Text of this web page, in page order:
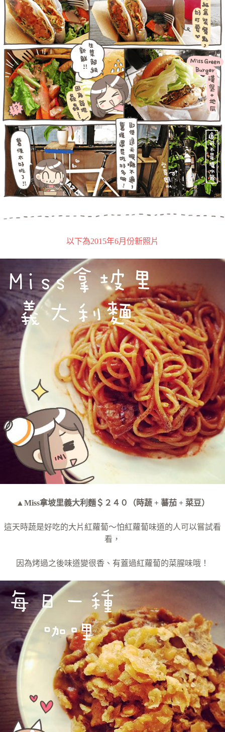
以下為2015年6月份新照片
▲Miss拿坡里義大利麵＄２４０（時蔬 + 蕃茄 + 菜豆）
這天時蔬是好吃的大片紅蘿蔔～怕紅蘿蔔味道的人可以嘗試看
看，
因為烤過之後味道變很香、有蓋過紅蘿蔔的菜腥味哦！